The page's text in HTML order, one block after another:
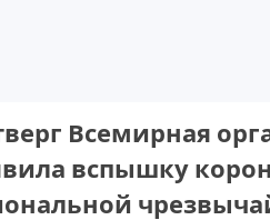
Всемирная
вспышку